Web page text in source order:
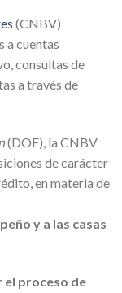
(CNBV)
a cuentas
consultas de
a través de
(DOF), la CNBV
de carácter
en materia de
y a las casas
el proceso de